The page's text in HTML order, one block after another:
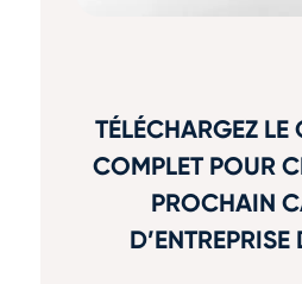
TÉLÉCHARGEZ LE
COMPLET POUR
PROCHAIN